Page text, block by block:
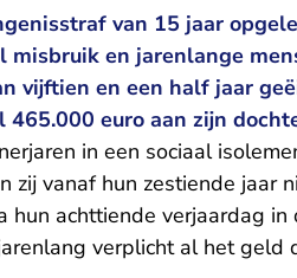
van 15 jaar
en jarenlange
vijftien en een half jaar
euro aan zijn
in een sociaal
vanaf hun zestiende jaar
hun achttiende verjaardag
verplicht al het geld